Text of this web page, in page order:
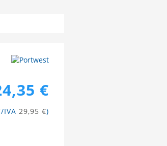
€
IVA 29,95 €)